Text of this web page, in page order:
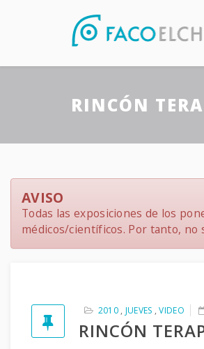
RINCÓN
AVISO
Todas las exposiciones de los
médicos/científicos. Por tanto, no
2010, JUEVES ,VIDEO
RINCÓN